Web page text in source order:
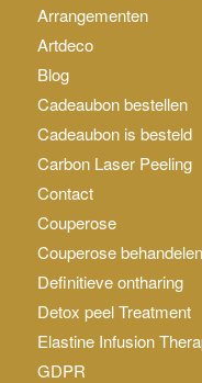
Arrangementen
Artdeco
Blog
Cadeaubon bestellen
Cadeaubon is besteld
Carbon Laser Peeling
Contact
Couperose
Couperose behandelen
Definitieve ontharing
Detox peel Treatment
Elastine Infusion
GDPR